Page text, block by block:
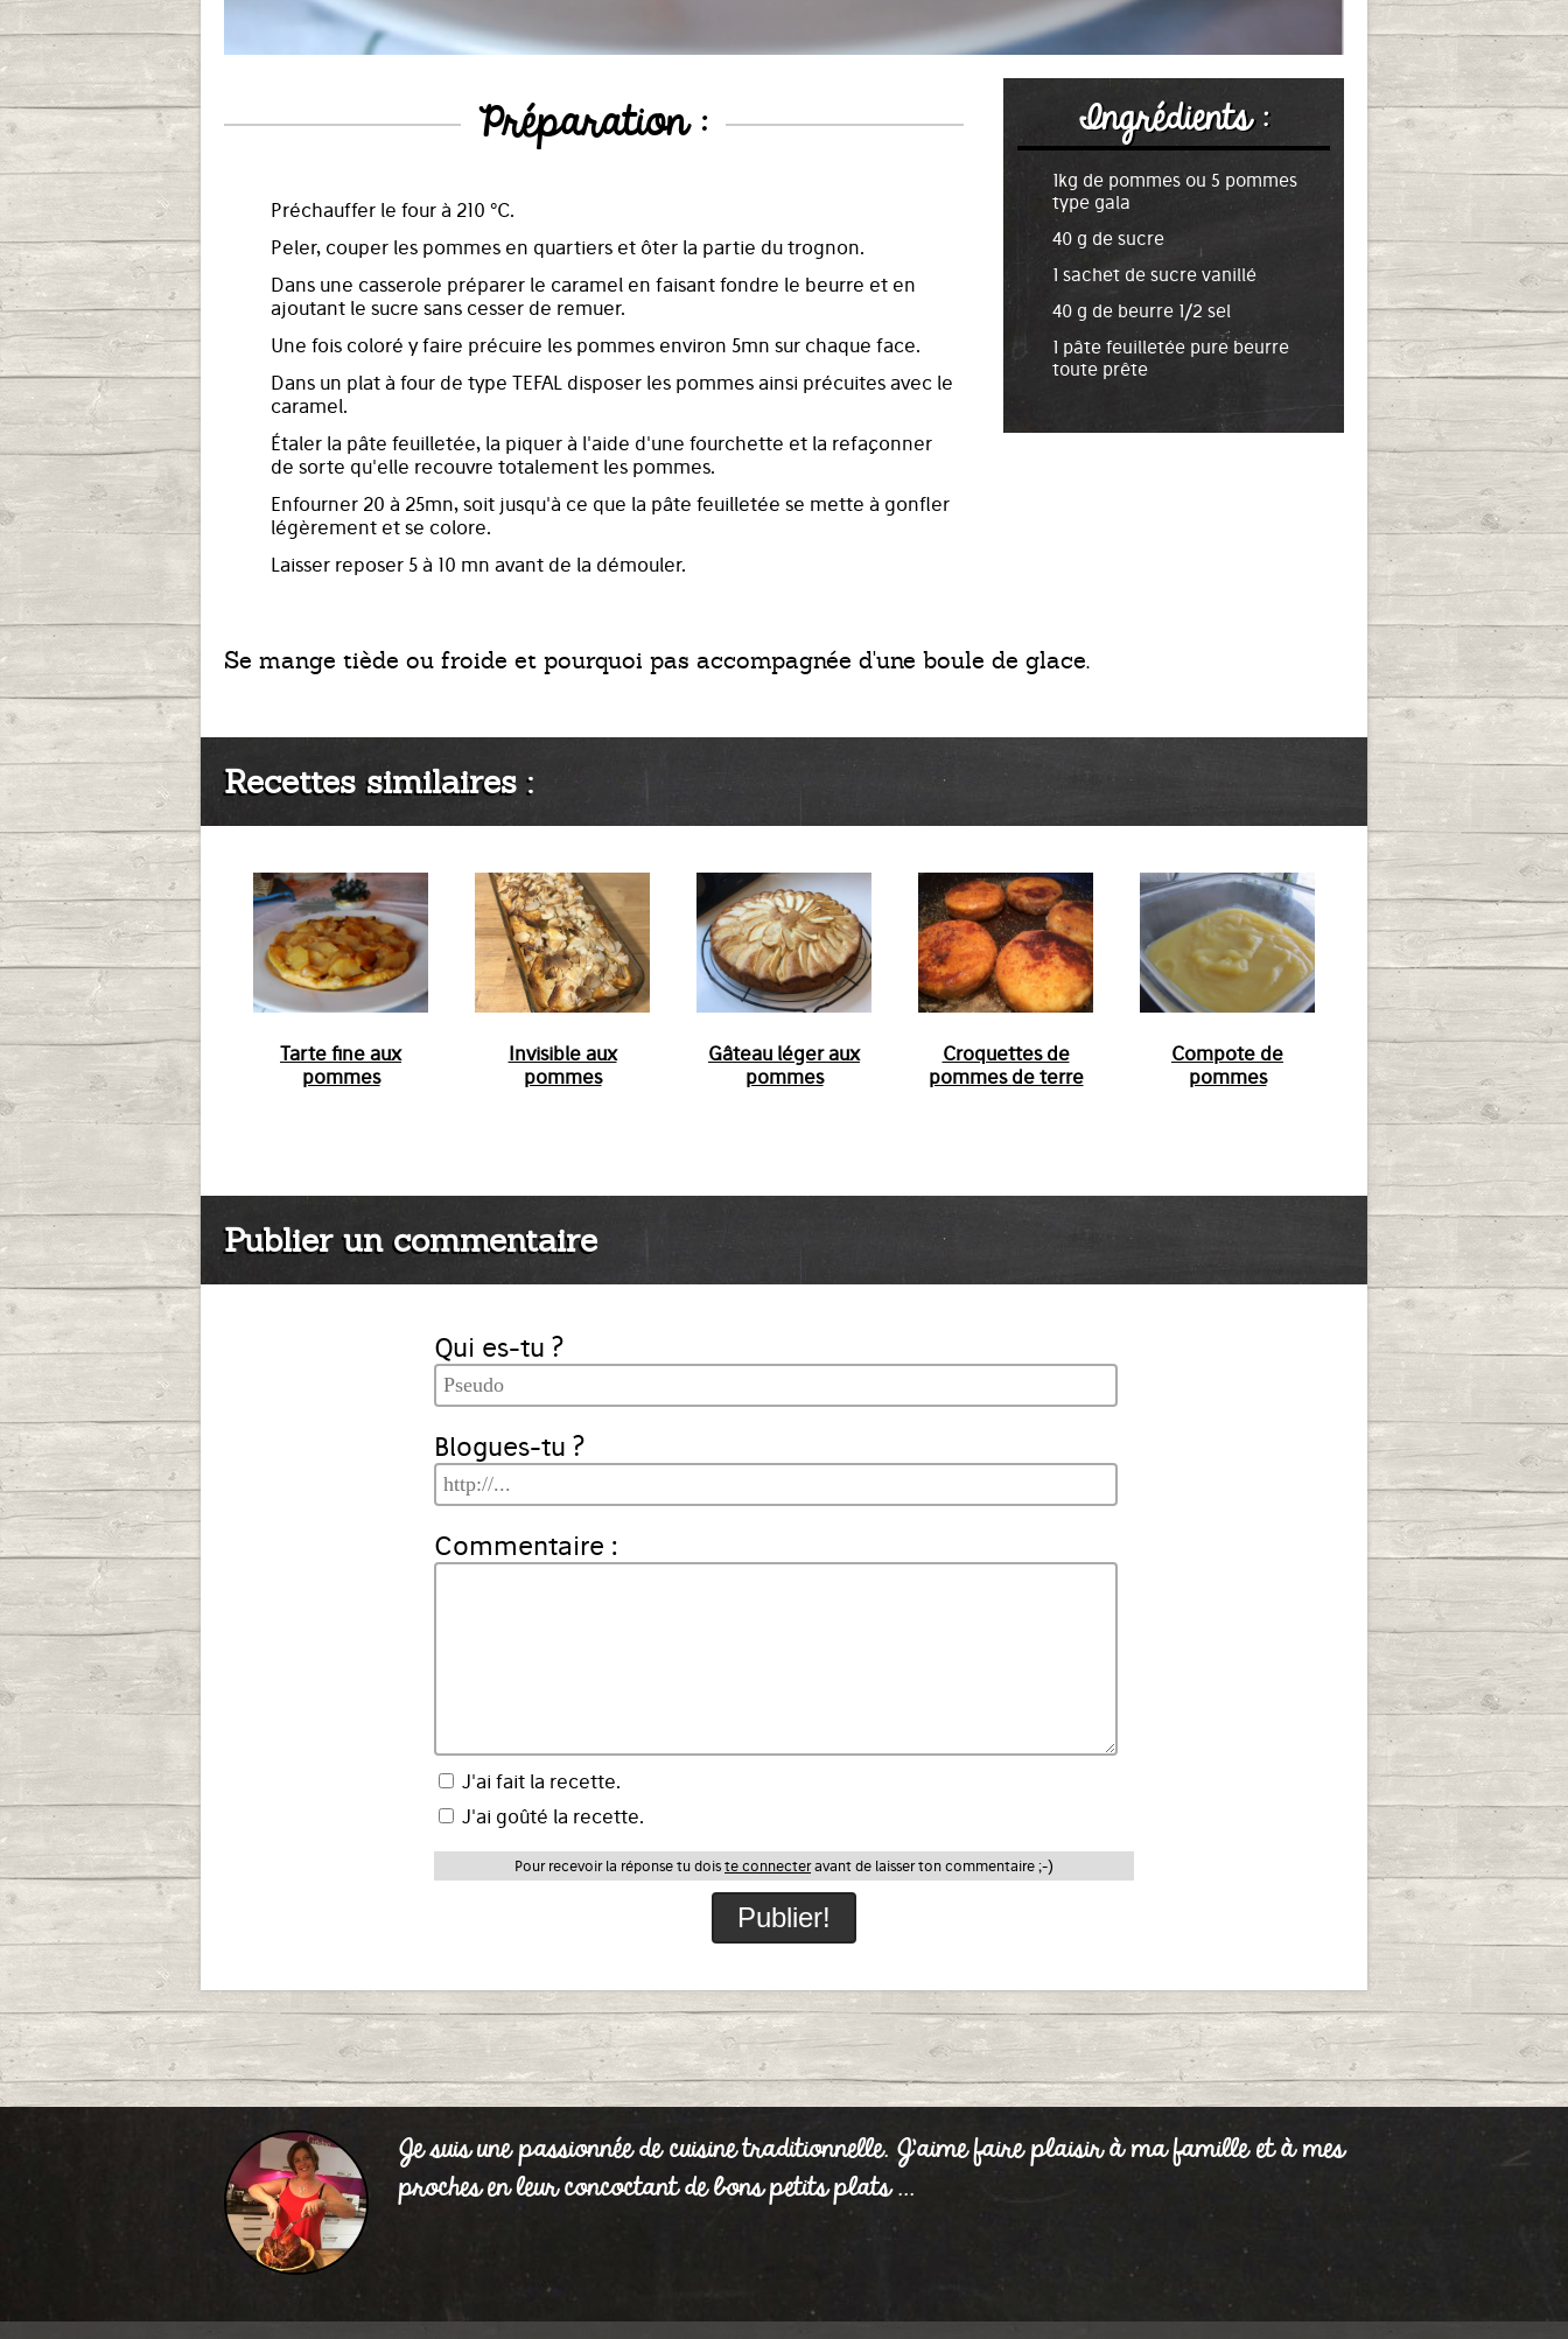
Ingrédients :
1kg de pommes ou 5 pommes
type gala
40 g de sucre
1 sachet de sucre vanillé
40 g de beurre 1/2 sel
1 pâte feuilletée pure beurre
toute prête
Préparation :
Préchauffer le four à 210 °C.
Peler, couper les pommes en quartiers et ôter la partie du trognon.
Dans une casserole préparer le caramel en faisant fondre le beurre et en
ajoutant le sucre sans cesser de remuer.
Une fois coloré y faire précuire les pommes environ 5mn sur chaque face.
Dans un plat à four de type TEFAL disposer les pommes ainsi précuites avec le
caramel.
Étaler la pâte feuilletée, la piquer à l'aide d'une fourchette et la refaçonner
de sorte qu'elle recouvre totalement les pommes.
Enfourner 20 à 25mn, soit jusqu'à ce que la pâte feuilletée se mette à gonfler
légèrement et se colore.
Laisser reposer 5 à 10 mn avant de la démouler.
Se mange tiède ou froide et pourquoi pas accompagnée d'une boule de glace.
Recettes similaires :
Tarte fine aux
pommes
Invisible aux
pommes
Gâteau léger aux
pommes
Croquettes de
pommes de terre
Compote de
pommes
Publier un commentaire
Qui es-tu ?
Blogues-tu ?
Commentaire :
J'ai fait la recette.
J'ai goûté la recette.
Pour recevoir la réponse tu dois te connecteravant de laisser ton commentaire ;-)
Je suis une passionnée de cuisine traditionnelle. J'aime faire plaisir à ma famille et à mes
proches en leur concoctant de bons petits plats ...